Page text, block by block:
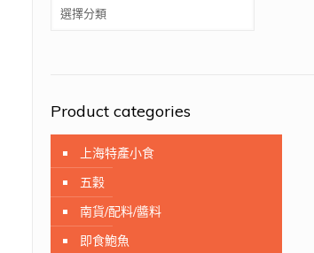
類
Product categories
上海特產小食
五穀
南貨/配料/醬料
即食鮑魚